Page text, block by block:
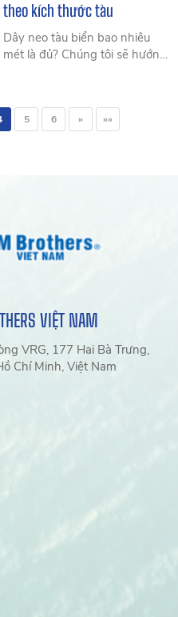
theo kích thước tàu
Dây neo tàu biển bao nhiêu
mét là đủ? Chúng tôi sẽ hướng
kiện biển và tải trọng để đảm
bảo an toàn.
5 6 » »»
VIỆT NAM
VRG, 177 Hai Bà Trưng,
Chí Minh, Việt Nam